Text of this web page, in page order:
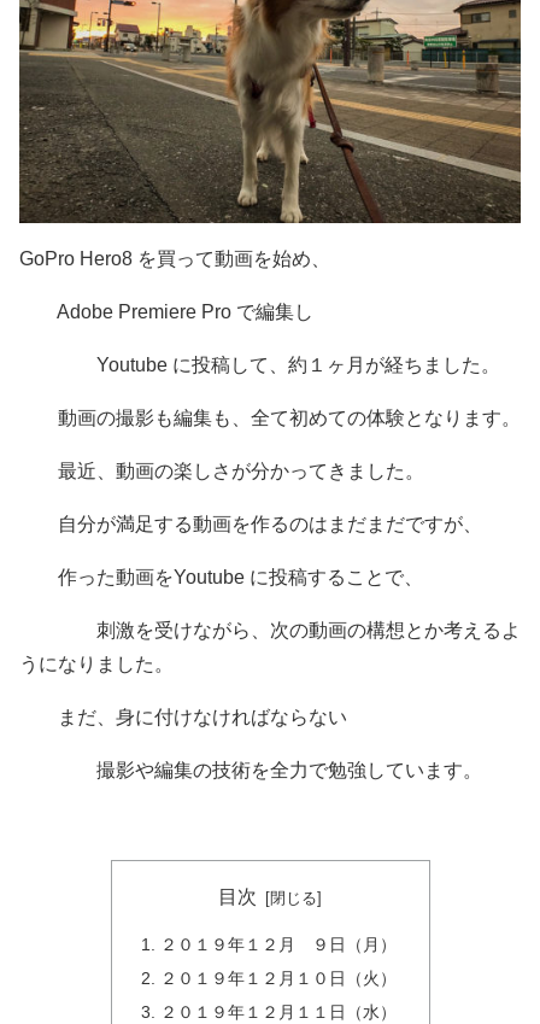
GoPro Hero8 を買って動画を始め、
Adobe Premiere Pro で編集し
Youtube に投稿して、約１ヶ月が経ちました。
動画の撮影も編集も、全て初めての体験となります。
最近、動画の楽しさが分かってきました。
自分が満足する動画を作るのはまだまだですが、
作った動画をYoutube に投稿することで、
刺激を受けながら、次の動画の構想とか考えるよ
うになりました。
まだ、身に付けなければならない
撮影や編集の技術を全力で勉強しています。
目次
２０１９年１２月 ９日（月）
２０１９年１２月１０日（火）
２０１９年１２月１１日（水）